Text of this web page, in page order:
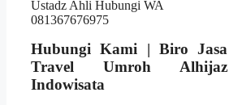
Hubungi Kami | Biro Jasa
Travel Umroh Alhijaz
Indowisata